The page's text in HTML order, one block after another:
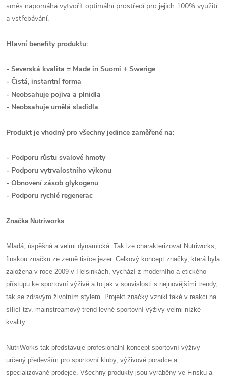
směs napomáhá vytvořit optimální prostředí pro jejich 100% využití
a vstřebávání.
Hlavní benefity produktu:
- Severská kvalita = Made in Suomi + Swerige
- Čistá, instantní forma
- Neobsahuje pojiva a plnidla
- Neobsahuje umělá sladidla
Produkt je vhodný pro všechny jedince zaměřené na:
- Podporu růstu svalové hmoty
- Podporu vytrvalostního výkonu
- Obnovení zásob glykogenu
- Podporu rychlé regenerac
Značka Nutriworks
Mladá, úspěšná a velmi dynamická. Tak lze charakterizovat Nutriworks,
finskou značku ze země tisíce jezer. Celkový koncept značky, která byla
založena v roce 2009 v Helsinkách, vychází z moderního a etického
přístupu ke sportovní výživě a to jak v souvislosti s nejnovějšími trendy,
tak se zdravým životním stylem. Projekt značky vznikl také v reakci na
sílící tzv. mainstreamový trend levné sportovní výživy velmi nízké
kvality.
NutriWorks tak představuje profesionální koncept sportovní výživy
určený především pro sportovní kluby, výživové poradce a
specializované prodejce. Všechny produkty jsou vyráběny ve Finsku a